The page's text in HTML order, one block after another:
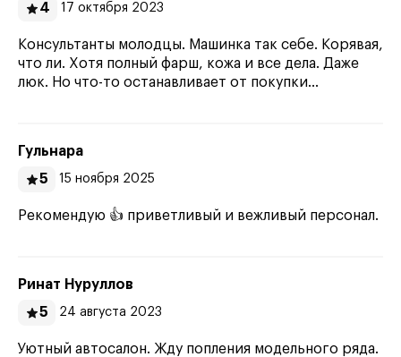
4
17 октября 2023
Консультанты молодцы. Машинка так себе. Корявая,
что ли. Хотя полный фарш, кожа и все дела. Даже
люк. Но что-то останавливает от покупки...
Гульнара
5
15 ноября 2025
Рекомендую 👍 приветливый и вежливый персонал.
Ринат Нуруллов
5
24 августа 2023
Уютный автосалон. Жду попления модельного ряда.